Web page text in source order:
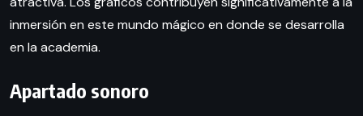
inmersión en este mundo mágico en donde se desarrolla
en la academia.
Apartado sonoro